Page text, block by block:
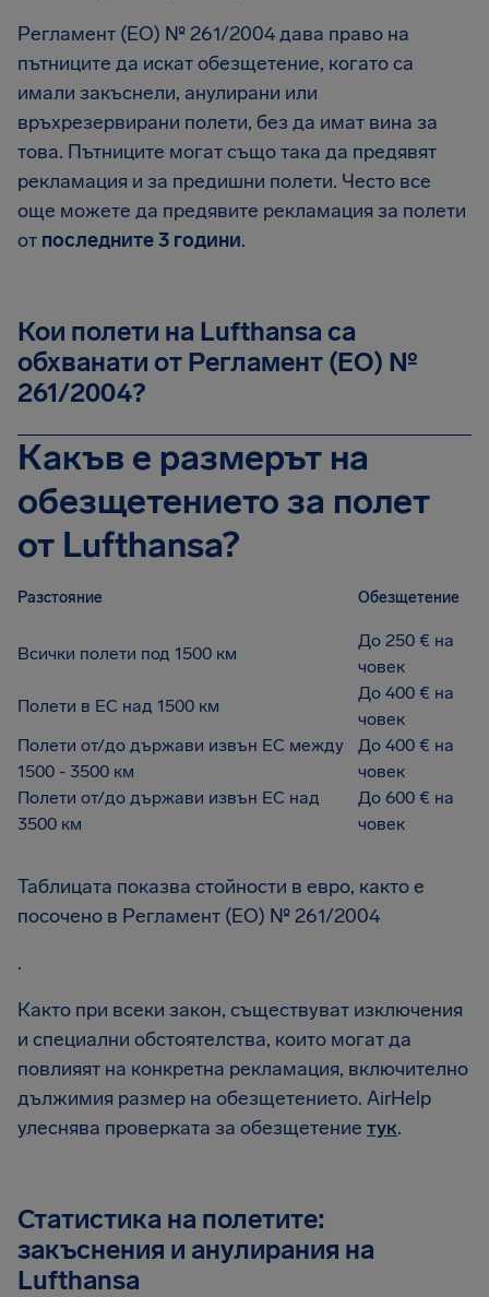
Регламент (ЕО) № 261/2004 дава право на
пътниците да искат обезщетение, когато са
имали закъснели, анулирани или
връхрезервирани полети, без да имат вина за
това. Пътниците могат също така да предявят
рекламация и за предишни полети. Често все
още можете да предявите рекламация за полети
от последните 3 години.
Кои полети на Lufthansa са
обхванати от Регламент (ЕО) №
261/2004?
Какъв е размерът на
обезщетението за полет
от Lufthansa?
Разстояние Обезщетение
Всички полети под 1500 км
До 250 € на
човек
Полети в ЕС над 1500 км
До 400 € на
човек
Полети от/до държави извън ЕС между
1500 - 3500 км
До 400 € на
човек
Полети от/до държави извън ЕС над
3500 км
До 600 € на
човек
Таблицата показва стойности в евро, както е
посочено в Регламент (ЕО) № 261/2004
.
Както при всеки закон, съществуват изключения
и специални обстоятелства, които могат да
повлияят на конкретна рекламация, включително
дължимия размер на обезщетението. AirHelp
улеснява проверката за обезщетение тук.
Статистика на полетите:
закъснения и анулирания на
Lufthansa